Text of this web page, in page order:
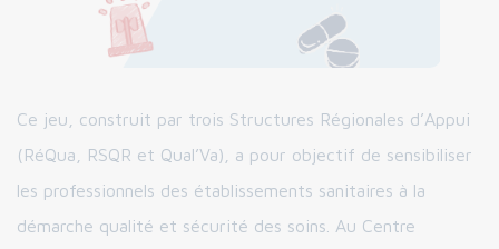
Ce jeu, construit par trois Structures Régionales d’Appui
(RéQua, RSQR et Qual’Va), a pour objectif de sensibiliser
les professionnels des établissements sanitaires à la
démarche qualité et sécurité des soins. Au Centre